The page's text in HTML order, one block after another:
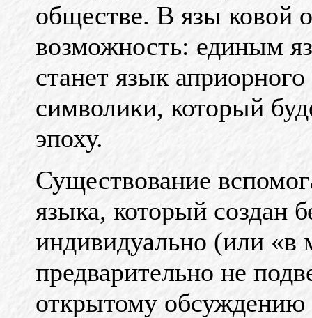
обществе. В язы ковой
возможность: единым
станет язык
символики, который
эпоху.
Существование
языка, который создан
индивидуально (или «в
предварительно не
открытому обсуждению